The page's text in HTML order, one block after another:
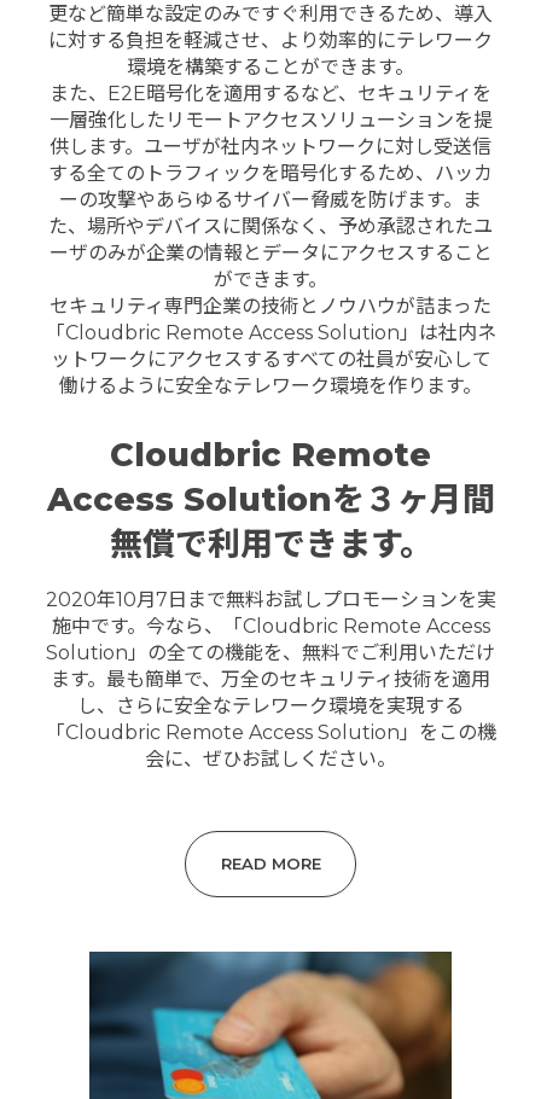
更など簡単な設定のみですぐ利用できるため、導入
に対する負担を軽減させ、より効率的にテレワーク
環境を構築することができます。
また、E2E暗号化を適用するなど、セキュリティを
一層強化したリモートアクセスソリューションを提
供します。ユーザが社内ネットワークに対し受送信
する全てのトラフィックを暗号化するため、ハッカ
ーの攻撃やあらゆるサイバー脅威を防げます。ま
た、場所やデバイスに関係なく、予め承認されたユ
ーザのみが企業の情報とデータにアクセスすること
ができます。
セキュリティ専門企業の技術とノウハウが詰まった
「Cloudbric Remote Access Solution」は社内ネ
ットワークにアクセスするすべての社員が安心して
働けるように安全なテレワーク環境を作ります。
Cloudbric Remote
Access Solutionを３ヶ月間
無償で利用できます。
2020年10月7日まで無料お試しプロモーションを実
施中です。今なら、「Cloudbric Remote Access
Solution」の全ての機能を、無料でご利用いただけ
ます。最も簡単で、万全のセキュリティ技術を適用
し、さらに安全なテレワーク環境を実現する
「Cloudbric Remote Access Solution」をこの機
会に、ぜひお試しください。
READ MORE